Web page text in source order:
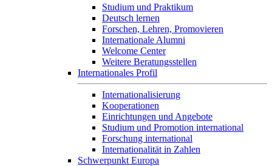
Studium und Praktikum
Deutsch lernen
Forschen, Lehren, Promovieren
Internationale Alumni
Welcome Center
Weitere Beratungsstellen
Internationales Profil
Internationalisierung
Kooperationen
Einrichtungen und Angebote
Studium und Promotion international
Forschung international
Internationalität in Zahlen
Schwerpunkt Europa